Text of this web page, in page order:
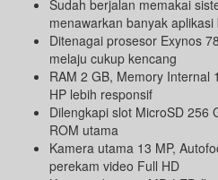
Sudah berjalan memakai
menawarkan banyak aplikasi
Ditenagai prosesor Exynos
melaju cukup kencang
RAM 2 GB, Memory Internal
HP lebih responsif
Dilengkapi slot MicroSD 256
ROM utama
Kamera utama 13 MP,
perekam video Full HD